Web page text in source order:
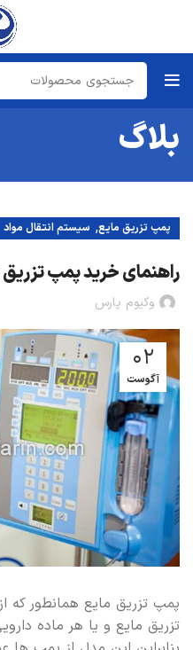
بلاگ
پمپ تزریق مایع, سیستم انتقال مواد
راهنمای خرید پمپ
وکیوم پارس
02
آگوست
پمپ تزریق مایع همانطور
تزریق مایع و یا هر ماده